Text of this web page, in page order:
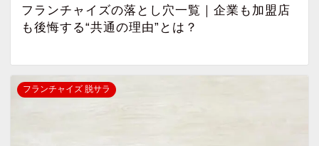
フランチャイズの落とし穴一覧｜企業も加盟店
も後悔する“共通の理由”とは？
フランチャイズ 脱サラ